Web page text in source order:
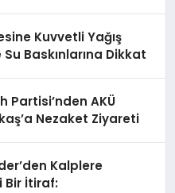
Kuvvetli Yağış
Su Baskınlarına Dikkat
Partisi’nden AKÜ
Nezaket Ziyareti
Kalplere
Bir İtiraf: